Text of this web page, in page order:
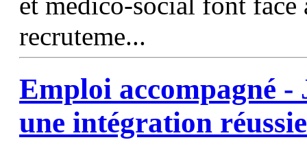
recruteme...
Emploi accompagné -
une intégration réussie